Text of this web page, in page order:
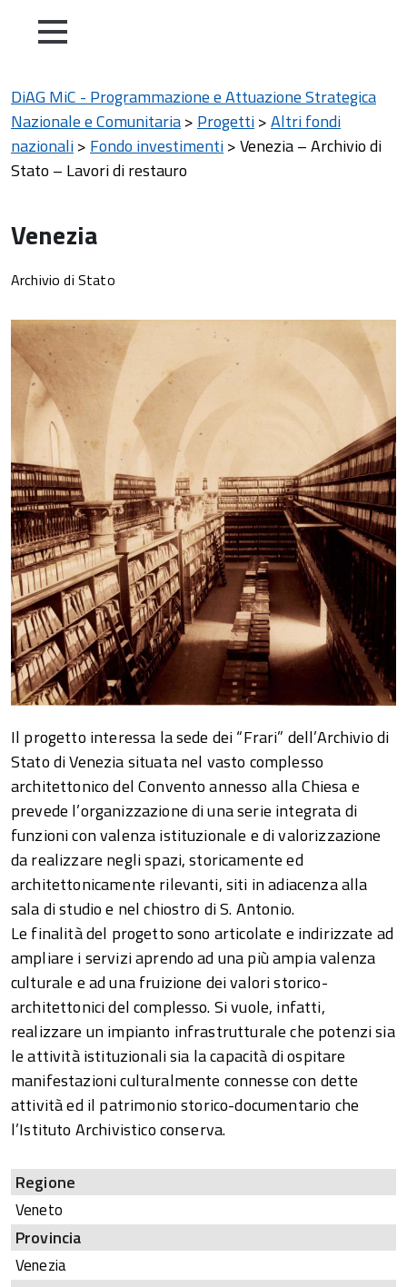
DiAG MiC - Programmazione e Attuazione Strategica
Nazionale e Comunitaria> Progetti>Altri fondi
nazionali> Fondo investimenti>Venezia – Archivio di
Stato – Lavori di restauro
Venezia
Archivio di Stato
Il progetto interessa la sede dei “Frari” dell’Archivio di
Stato di Venezia situata nel vasto complesso
architettonico del Convento annesso alla Chiesa e
prevede l’organizzazione di una serie integrata di
funzioni con valenza istituzionale e di valorizzazione
da realizzare negli spazi, storicamente ed
architettonicamente rilevanti, siti in adiacenza alla
sala di studio e nel chiostro di S. Antonio.
Le finalità del progetto sono articolate e indirizzate ad
ampliare i servizi aprendo ad una più ampia valenza
culturale e ad una fruizione dei valori storico-
architettonici del complesso. Si vuole, infatti,
realizzare un impianto infrastrutturale che potenzi sia
le attività istituzionali sia la capacità di ospitare
manifestazioni culturalmente connesse con dette
attività ed il patrimonio storico-documentario che
l’Istituto Archivistico conserva.
Regione
Veneto
Provincia
Venezia